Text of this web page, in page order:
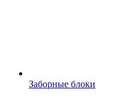
Заборные блоки